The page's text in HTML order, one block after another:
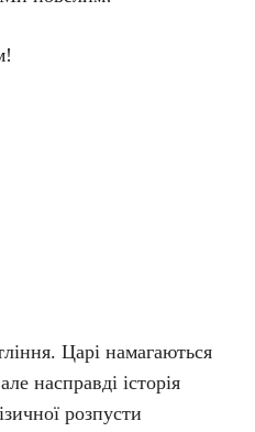
Царі намагаються
насправді історія
розпусти